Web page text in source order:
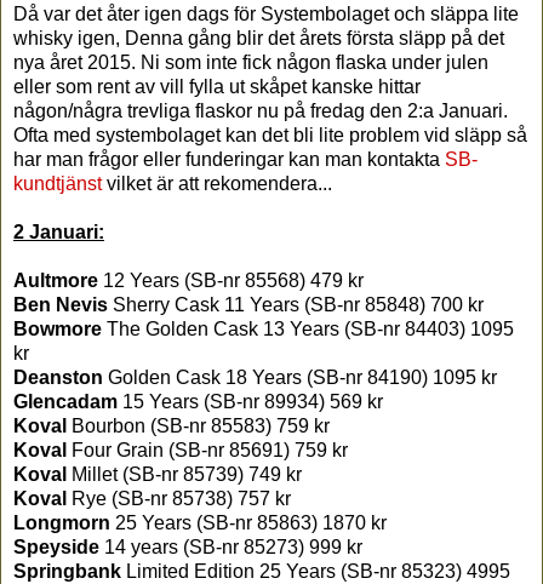
Då var det åter igen dags för Systembolaget och släppa lite
whisky igen, Denna gång blir det årets första släpp på det
nya året 2015. Ni som inte fick någon flaska under julen
eller som rent av vill fylla ut skåpet kanske hittar
någon/några trevliga flaskor nu på fredag den 2:a Januari.
Ofta med systembolaget kan det bli lite problem vid släpp så
har man frågor eller funderingar kan man kontakta SB-
kundtjänstvilket är att rekomendera...
2 Januari:
Aultmore 12 Years (SB-nr 85568) 479 kr
Ben Nevis Sherry Cask 11 Years (SB-nr 85848) 700 kr
Bowmore The Golden Cask 13 Years (SB-nr 84403) 1095
kr
Deanston Golden Cask 18 Years (SB-nr 84190) 1095 kr
Glencadam 15 Years (SB-nr 89934) 569 kr
Koval Bourbon (SB-nr 85583) 759 kr
Koval Four Grain (SB-nr 85691) 759 kr
Koval Millet (SB-nr 85739) 749 kr
Koval Rye (SB-nr 85738) 757 kr
Longmorn 25 Years (SB-nr 85863) 1870 kr
Speyside 14 years (SB-nr 85273) 999 kr
Springbank Limited Edition 25 Years (SB-nr 85323) 4995